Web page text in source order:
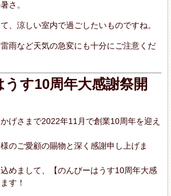
さ。
、涼しい室内で過ごしたいものですね。
雨など天気の急変にも十分にご注意くだ
す10周年大感謝祭開
げさまで2022年11月で創業10周年を迎え
のご愛顧の賜物と深く感謝申し上げま
めまして、【のんびーはうす10周年大感
す！